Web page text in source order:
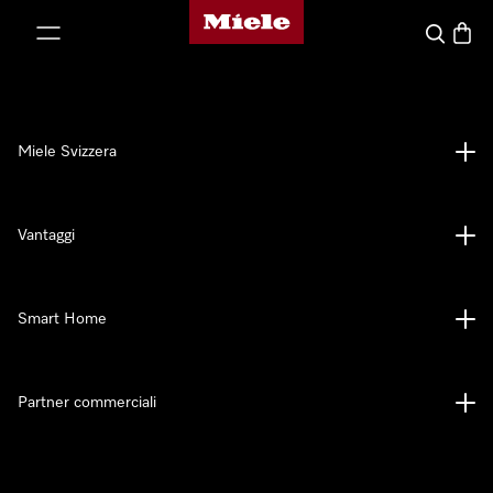
Homepage di Miele
Cerca
Miele Svizzera
Vantaggi
Smart Home
Partner commerciali